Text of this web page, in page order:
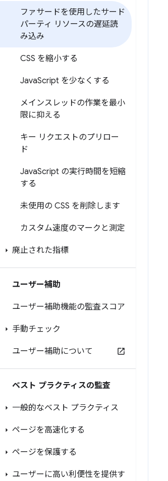
ファサードを使用したサード
パーティ リソースの遅延読
み込み
CSS を縮小する
JavaScript を少なくする
メインスレッドの作業を最小
限に抑える
キー リクエストのプリロー
ド
JavaScript の実行時間を短縮
する
未使用の CSS を削除します
カスタム速度のマークと測定
廃止された指標
ユーザー補助
ユーザー補助機能の監査スコア
手動チェック
ユーザー補助について
ベスト プラクティスの監査
一般的なベスト プラクティス
ページを高速化する
ページを保護する
ユーザーに高い利便性を提供す